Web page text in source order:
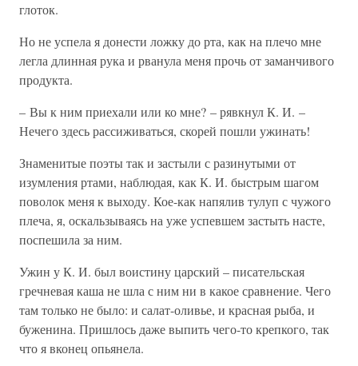
глоток.
Но не успела я донести ложку до рта, как на плечо мне
легла длинная рука и рванула меня прочь от заманчивого
продукта.
– Вы к ним приехали или ко мне? – рявкнул К. И. –
Нечего здесь рассиживаться, скорей пошли ужинать!
Знаменитые поэты так и застыли с разинутыми от
изумления ртами, наблюдая, как К. И. быстрым шагом
поволок меня к выходу. Кое-как напялив тулуп с чужого
плеча, я, оскальзываясь на уже успевшем застыть насте,
поспешила за ним.
Ужин у К. И. был воистину царский – писательская
гречневая каша не шла с ним ни в какое сравнение. Чего
там только не было: и салат-оливье, и красная рыба, и
буженина. Пришлось даже выпить чего-то крепкого, так
что я вконец опьянела.